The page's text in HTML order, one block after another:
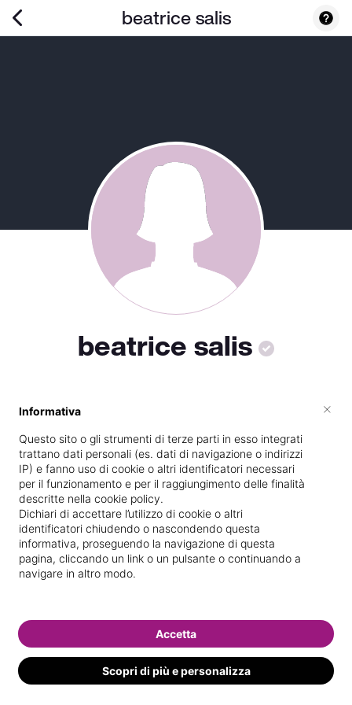
beatrice salis
beatrice salis
Specializzata inMassaggi del
benessere
Vedi le informazioni di beatrice
Informativa
Questo sito o gli strumenti di terze parti in esso integrati
trattano dati personali (es. dati di navigazione o indirizzi
IP) e fanno uso di cookie o altri identificatori necessari
per il funzionamento e per il raggiungimento delle finalità
descritte nella cookie policy.
Dichiari di accettare l’utilizzo di cookie o altri
identificatori chiudendo o nascondendo questa
informativa, proseguendo la navigazione di questa
pagina, cliccando un link o un pulsante o continuando a
navigare in altro modo.
Scopri di più e personalizza
Accetta
×